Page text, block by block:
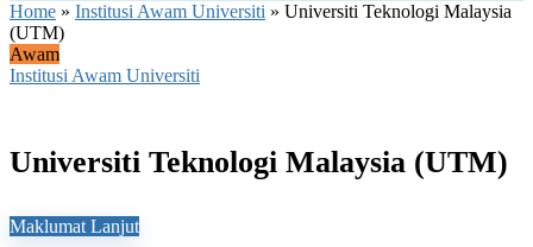
Home » Institusi Awam Universiti » Universiti Teknologi Malaysia
(UTM)
Awam
Institusi Awam Universiti
Universiti Teknologi Malaysia (UTM)
Maklumat Lanjut